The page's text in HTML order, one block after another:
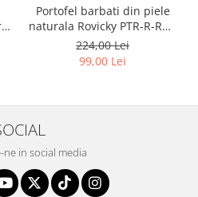
Portofel barbati din piele
naturala Rovicky PTR-R-RM-
11-GCL-1834 BL
224,00 Lei
99,00 Lei
ne in social media